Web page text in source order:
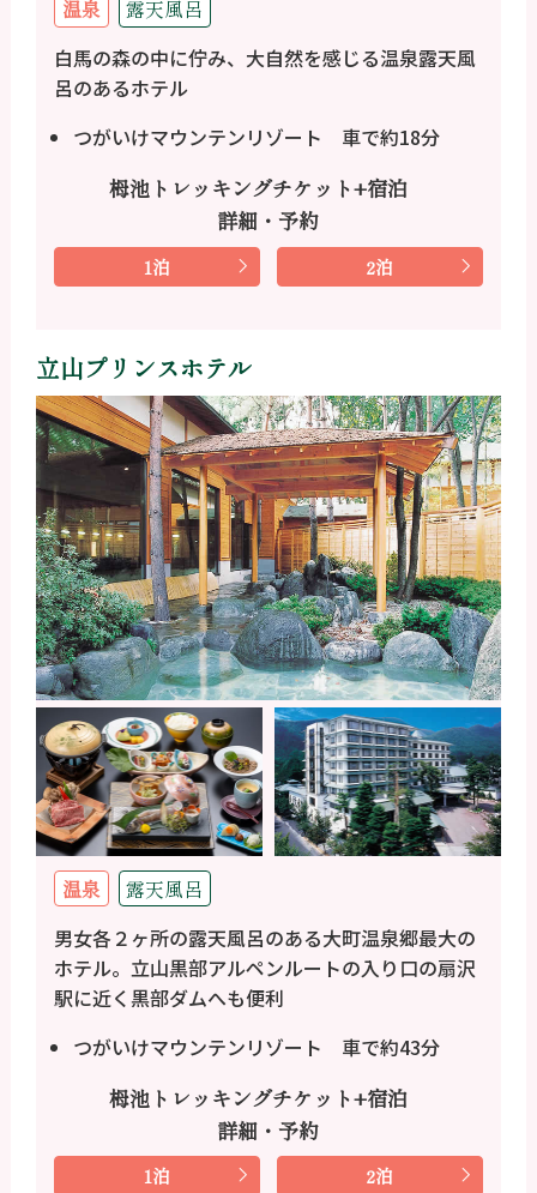
温泉
露天風呂
白馬の森の中に佇み、大自然を感じる温泉露天風
呂のあるホテル
つがいけマウンテンリゾート 車で約18分
栂池トレッキングチケット+宿泊
詳細・予約
1泊 2泊
立山プリンスホテル
温泉
露天風呂
男女各２ヶ所の露天風呂のある大町温泉郷最大の
ホテル。立山黒部アルペンルートの入り口の扇沢
駅に近く黒部ダムへも便利
つがいけマウンテンリゾート 車で約43分
栂池トレッキングチケット+宿泊
詳細・予約
1泊 2泊